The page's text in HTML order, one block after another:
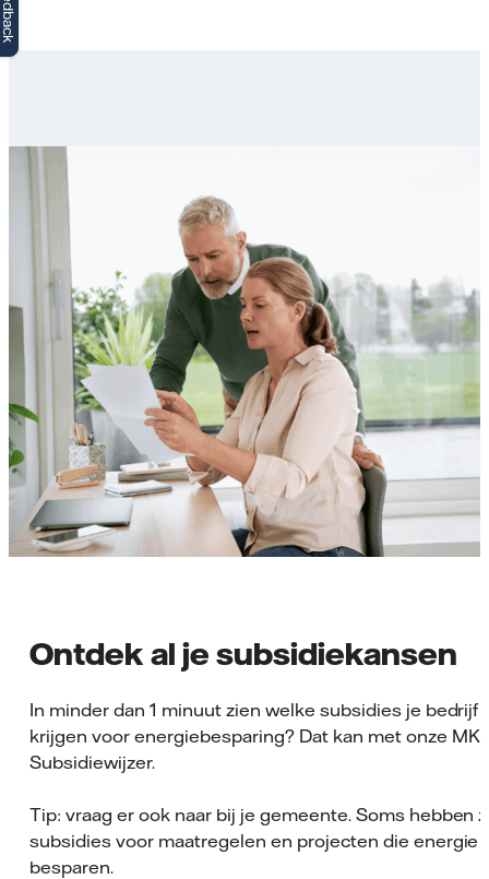
Ontdek al je subsidiekansen
In minder dan 1 minuut zien welke subsidies je bedrijf
krijgen voor energiebesparing? Dat kan met onze
Subsidiewijzer.
Tip: vraag er ook naar bij je gemeente. Soms hebben
subsidies voor maatregelen en projecten die energie
besparen.